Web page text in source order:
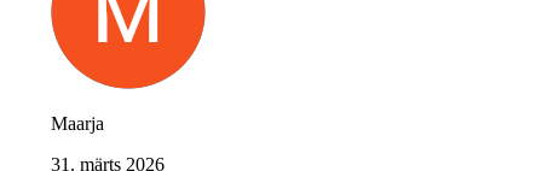
Maarja
31. märts 2026